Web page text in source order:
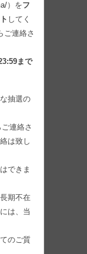
）をフ
してく
ご連絡さ
まで
抽選の
連絡さ
は致し
できま
期不在
は、当
のご質